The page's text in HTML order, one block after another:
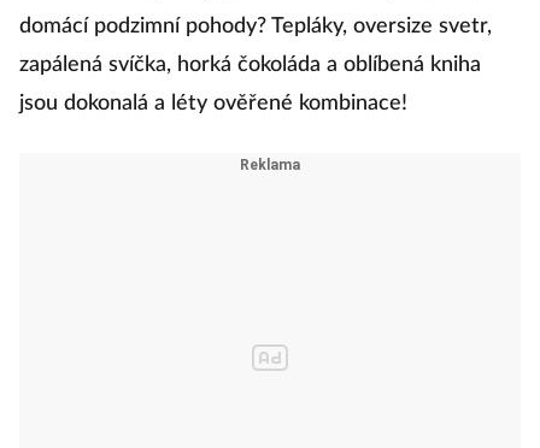
domácí podzimní pohody? Tepláky, oversize svetr,
zapálená svíčka, horká čokoláda a oblíbená kniha
jsou dokonalá a léty ověřené kombinace!